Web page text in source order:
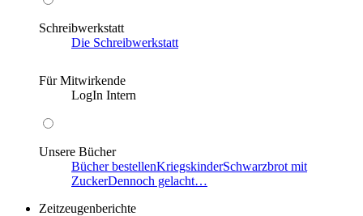
Schreibwerkstatt
Die Schreibwerkstatt
Für Mitwirkende
LogIn Intern
Unsere Bücher
Bücher bestellenKriegskinderSchwarzbrot mit
ZuckerDennoch gelacht…
Zeitzeugenberichte